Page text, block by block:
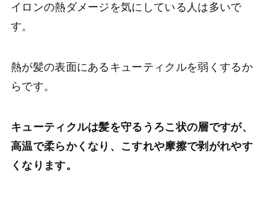
イロンの熱ダメージを気にしている人は多いで
す。
熱が髪の表面にあるキューティクルを弱くするか
らです。
キューティクルは髪を守るうろこ状の層ですが、
高温で柔らかくなり、こすれや摩擦で剥がれやす
くなります。